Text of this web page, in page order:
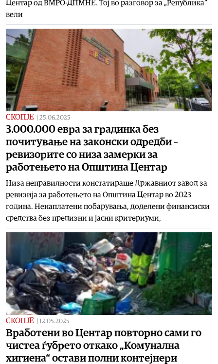
Центар од ВМРО-ДПМНЕ. Тој во разговор за „Република“
вели
СКОПЈЕ 25.06.2025
3.000.000 евра за градинка без
почитување на законски одредби –
ревизорите со низа замерки за
работењето на Општина Центар
Низа неправилности констатираше Државниот завод за
ревизија за работењето на Општина Центар во 2023
година. Ненаплатени побарувања, доделени финансиски
средства без прецизни и јасни критериуми,
СКОПЈЕ 12.05.2025
Вработени во Центар повторно сами го
чистеа ѓубрето откако „Комунална
хигиена“ остави полни контејнери